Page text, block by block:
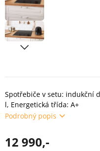
Spotřebiče v setu: indukční
l, Energetická třída: A+
Podrobný popis
12 990,-